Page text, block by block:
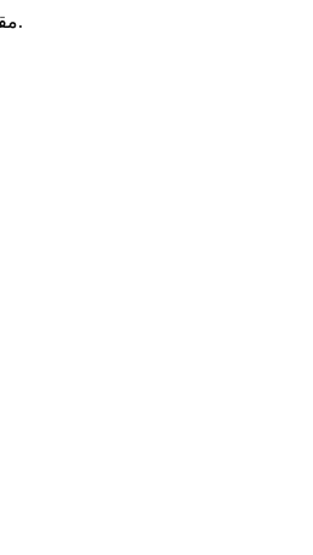
مقام معظم رهبری: در طول تاریخ، رنگ های گوناگون بر سیاست این کشور پهناور سایه افکند؛ اما رنگ ثابت مردم گیلان، رنگ ایمان بود.